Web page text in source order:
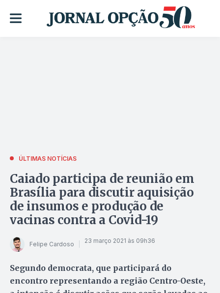
ÚLTIMAS NOTÍCIAS
Caiado participa de reunião em
Brasília para discutir aquisição
de insumos e produção de
vacinas contra a Covid-19
Felipe Cardoso 23 março 2021 às 09h36
Segundo democrata, que participará do
encontro representando a região Centro-Oeste,